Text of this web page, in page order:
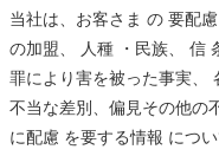
当社は、お客さま の 要配
の加盟、 人種 ・民族、 信
罪により害を被った事実、
不当な差別、偏見その他の
に配慮 を要する情報 につ